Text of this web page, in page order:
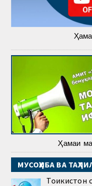
Ҳамаи
МУСОҲИБА ВА
Тоҷикистон